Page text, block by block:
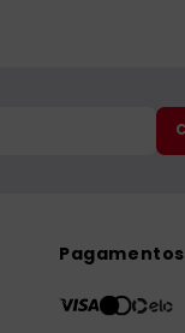
Pagamentos